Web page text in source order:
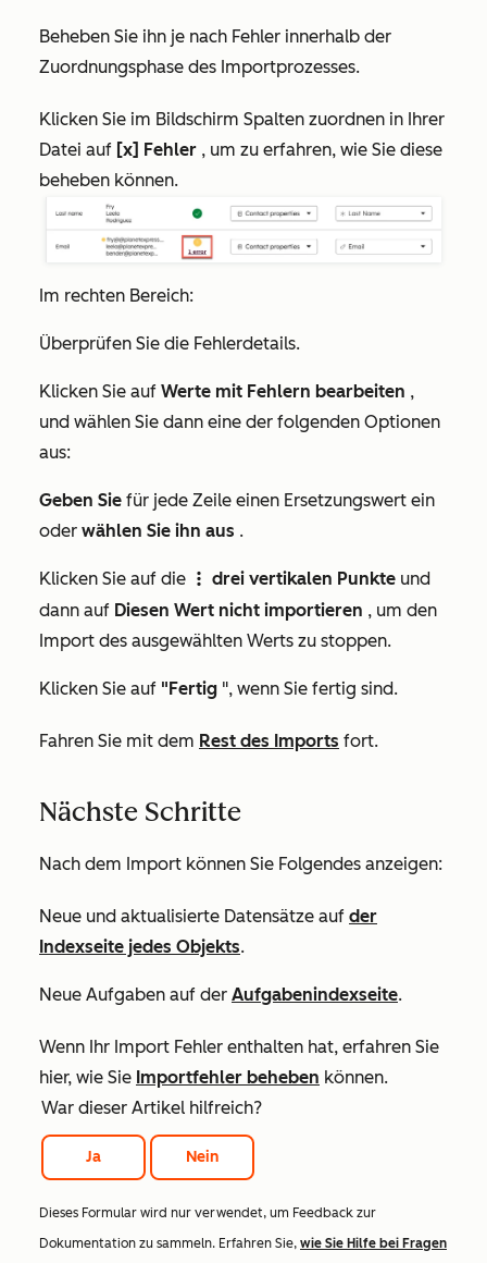
Beheben Sie ihn je nach Fehler innerhalb der
Zuordnungsphase des Importprozesses.
Klicken Sie im Bildschirm Spalten zuordnen in Ihrer
Datei auf [x] Fehler , um zu erfahren, wie Sie diese
beheben können.
Im rechten Bereich:
Überprüfen Sie die Fehlerdetails.
Klicken Sie auf Werte mit Fehlern bearbeiten ,
und wählen Sie dann eine der folgenden Optionen
aus:
Geben Sie für jede Zeile einen Ersetzungswert ein
oder wählen Sie ihn aus .
Klicken Sie auf die verticalMenuIcon drei vertikalen Punkte und
dann auf Diesen Wert nicht importieren , um den
Import des ausgewählten Werts zu stoppen.
Klicken Sie auf "Fertig ", wenn Sie fertig sind.
Fahren Sie mit dem Rest des Imports fort.
Nächste Schritte
Nach dem Import können Sie Folgendes anzeigen:
Neue und aktualisierte Datensätze auf der
Indexseite jedes Objekts.
Neue Aufgaben auf der Aufgabenindexseite.
Wenn Ihr Import Fehler enthalten hat, erfahren Sie
hier, wie Sie Importfehler beheben können.
War dieser Artikel hilfreich?
Ja Nein
Dieses Formular wird nur verwendet, um Feedback zur
Dokumentation zu sammeln. Erfahren Sie, wie Sie Hilfe bei Fragen